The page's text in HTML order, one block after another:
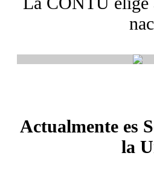
Actualmente es
la